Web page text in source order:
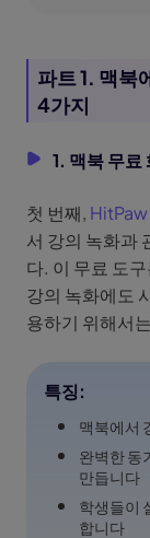
파트 1. 맥북
4가지
1. 맥북 무
첫 번째,
서 강의 녹화과
다. 이 무료 도
강의 녹화에도
용하기 위해서
특징:
맥북에서
완벽한 동
만듭니다
학생들이
합니다